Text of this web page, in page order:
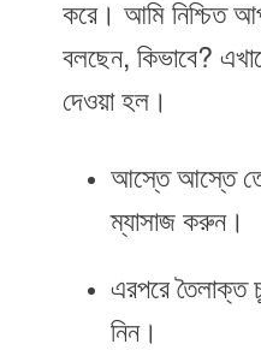
করে। আমি নিশ্চিত
বলছেন, কিভাবে?
দেওয়া হল।
আস্তে আস্তে
ম্যাসাজ করুন।
এরপরে তৈলাক্ত
নিন।